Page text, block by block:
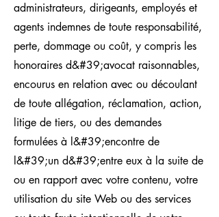
administrateurs, dirigeants, employés et
agents indemnes de toute responsabilité,
perte, dommage ou coût, y compris les
honoraires d&#39;avocat raisonnables,
encourus en relation avec ou découlant
de toute allégation, réclamation, action,
litige de tiers, ou des demandes
formulées à l&#39;encontre de
l&#39;un d&#39;entre eux à la suite de
ou en rapport avec votre contenu, votre
utilisation du site Web ou des services